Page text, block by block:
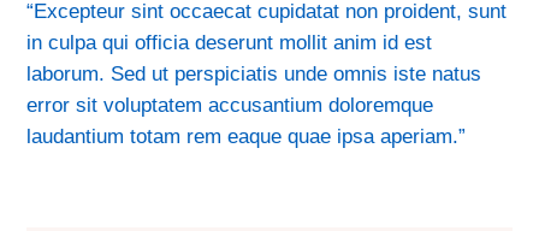
“Excepteur sint occaecat cupidatat non proident, sunt
in culpa qui officia deserunt mollit anim id est
laborum. Sed ut perspiciatis unde omnis iste natus
error sit voluptatem accusantium doloremque
laudantium totam rem eaque quae ipsa aperiam.”